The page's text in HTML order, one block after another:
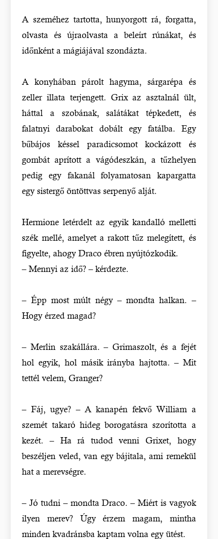
A szeméhez tartotta, hunyorgott rá, forgatta,
olvasta és újraolvasta a beleírt rúnákat, és
időnként a mágiájával szondázta.
A konyhában párolt hagyma, sárgarépa és
zeller illata terjengett. Grix az asztalnál ült,
háttal a szobának, salátákat tépkedett, és
falatnyi darabokat dobált egy fatálba. Egy
bűbájos késsel paradicsomot kockázott és
gombát aprított a vágódeszkán, a tűzhelyen
pedig egy fakanál folyamatosan kapargatta
egy sistergő öntöttvas serpenyő alját.
Hermione letérdelt az egyik kandalló melletti
szék mellé, amelyet a rakott tűz melegített, és
figyelte, ahogy Draco ébren nyújtózkodik.
– Mennyi az idő? – kérdezte.
– Épp most múlt négy – mondta halkan. –
Hogy érzed magad?
– Merlin szakállára. – Grimaszolt, és a fejét
hol egyik, hol másik irányba hajtotta. – Mit
tettél velem, Granger?
– Fáj, ugye? – A kanapén fekvő William a
szemét takaró hideg borogatásra szorította a
kezét. – Ha rá tudod venni Grixet, hogy
beszéljen veled, van egy bájitala, ami remekül
hat a merevségre.
– Jó tudni – mondta Draco. – Miért is vagyok
ilyen merev? Úgy érzem magam, mintha
minden kvadránsba kaptam volna egy ütést.